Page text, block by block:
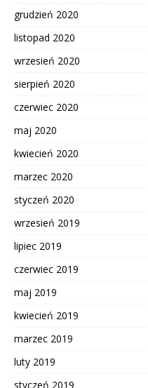
grudzień 2020
listopad 2020
wrzesień 2020
sierpień 2020
czerwiec 2020
maj 2020
kwiecień 2020
marzec 2020
styczeń 2020
wrzesień 2019
lipiec 2019
czerwiec 2019
maj 2019
kwiecień 2019
marzec 2019
luty 2019
styczeń 2019